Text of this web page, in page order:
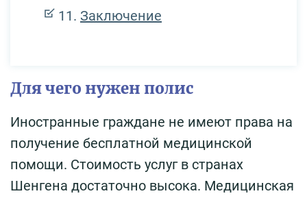
Заключение
Для чего нужен полис
Иностранные граждане не имеют права на
получение бесплатной медицинской
помощи. Стоимость услуг в странах
Шенгена достаточно высока. Медицинская